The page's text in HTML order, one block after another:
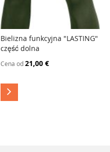
Bielizna funkcyjna "LASTING"
część dolna
Cena od21,00 €